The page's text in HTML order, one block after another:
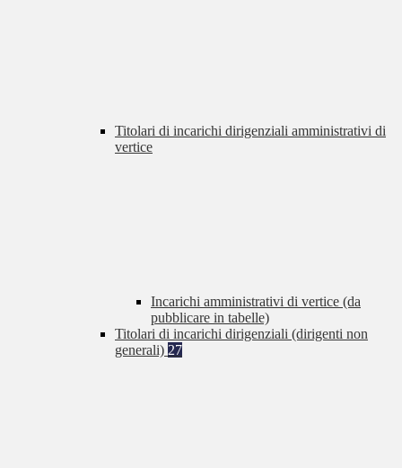
Titolari di incarichi dirigenziali amministrativi di
vertice
Incarichi amministrativi di vertice (da
pubblicare in tabelle)
Titolari di incarichi dirigenziali (dirigenti non
generali) 27